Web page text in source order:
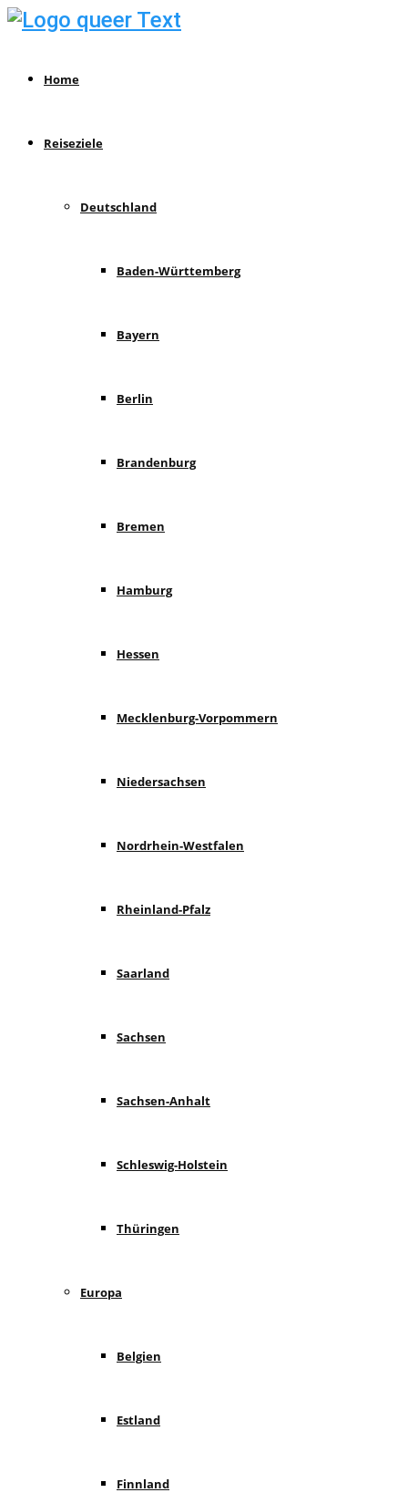
Home
Reiseziele
Deutschland
Baden-Württemberg
Bayern
Berlin
Brandenburg
Bremen
Hamburg
Hessen
Mecklenburg-Vorpommern
Niedersachsen
Nordrhein-Westfalen
Rheinland-Pfalz
Saarland
Sachsen
Sachsen-Anhalt
Schleswig-Holstein
Thüringen
Europa
Belgien
Estland
Finnland